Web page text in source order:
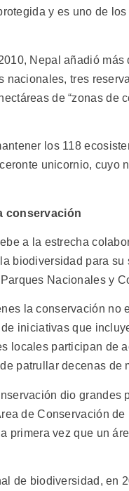
y es uno de
Nepal añadió
nacionales, tres
de “zonas de
los 118
unicornio, cuyo
conservación
a la estrecha
biodiversidad para su
Nacionales y
la conservación no
iniciativas que
locales participan de
patrullar decenas de
dio grandes
de Conservación
primera vez que un
de biodiversidad, en